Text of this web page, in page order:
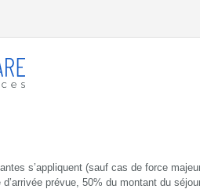
s’appliquent (sauf cas de force
prévue, 50% du montant du